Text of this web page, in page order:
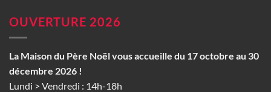
OUVERTURE 2026
La Maison du Père Noël vous accueille du 17 octobre au 30
décembre 2026 !
Lundi > Vendredi : 14h-18h